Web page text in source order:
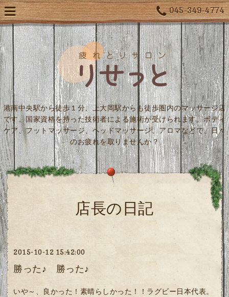
045-349-4774
港南中央駅から徒歩１分、上大岡駅からも徒歩圏内のマッサージ店
です。国家資格を持った技術者による施術が受けられます。ボディ
ケア、フットマッサージ、ヘッドマッサージ、アロマなどで、日々
のお疲れを取りませんか？
店長の日記
2015-10-12 15:42:00
勝った♪ 勝った♪
いや～、良かった！素晴らしかった！！ラグビー日本代表。